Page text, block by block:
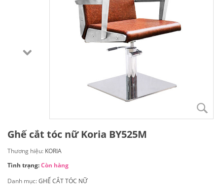
Ghế cắt tóc nữ Koria BY525M
Thương hiệu: KORIA
Tình trạng:Còn hàng
Danh mục:GHẾ CẮT TÓC NỮ